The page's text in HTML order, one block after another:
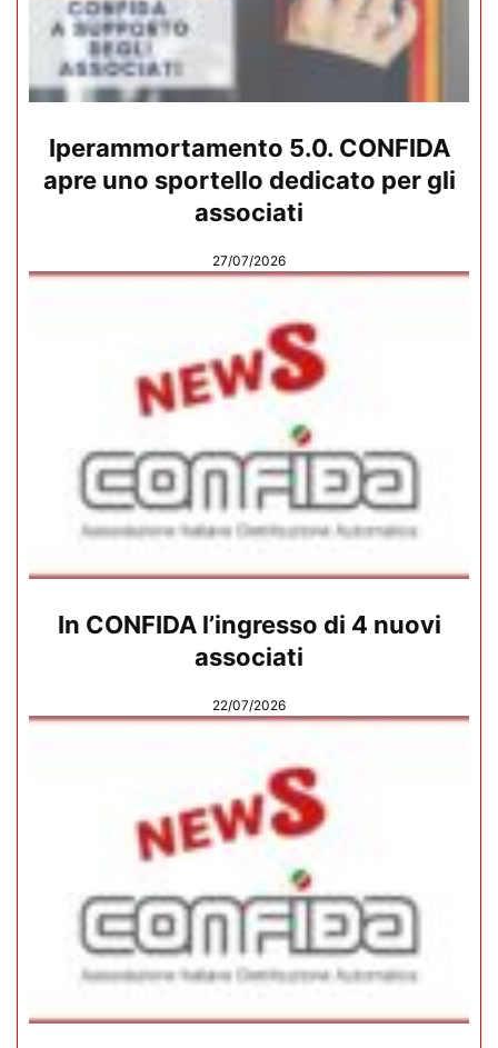
Iperammortamento 5.0. CONFIDA
apre uno sportello dedicato per gli
associati
27/07/2026
In CONFIDA l’ingresso di 4 nuovi
associati
22/07/2026